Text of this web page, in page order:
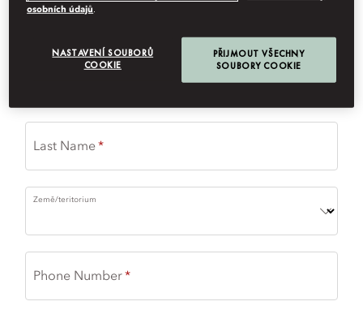
Title
Last Name
Země/teritorium
Phone Number
osobních údajů.
NASTAVENÍ SOUBORŮ
COOKIE
PŘIJMOUT VŠECHNY
SOUBORY COOKIE